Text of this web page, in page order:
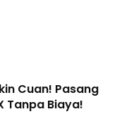
Cuan! Pasang
Tanpa Biaya!